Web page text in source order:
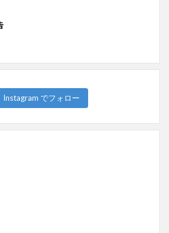
Instagram でフォロー